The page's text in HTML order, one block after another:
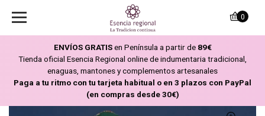
ENVÍOS GRATISen Península a partir de 89€
Tienda oficial Esencia Regional online de indumentaria tradicional,
enaguas, mantones y complementos artesanales
Paga a tu ritmo con tu tarjeta habitual o en 3 plazos con PayPal
(en compras desde 30€)
0